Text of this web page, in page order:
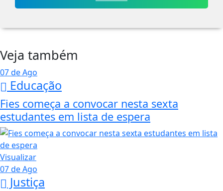
Veja também
07 de Ago
Educação
Fies começa a convocar nesta sexta
estudantes em lista de espera
Visualizar
07 de Ago
Justiça